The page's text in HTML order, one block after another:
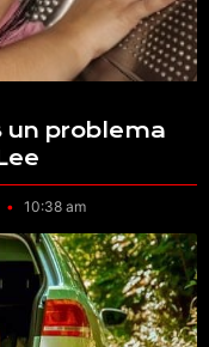
un problema
10:38 am